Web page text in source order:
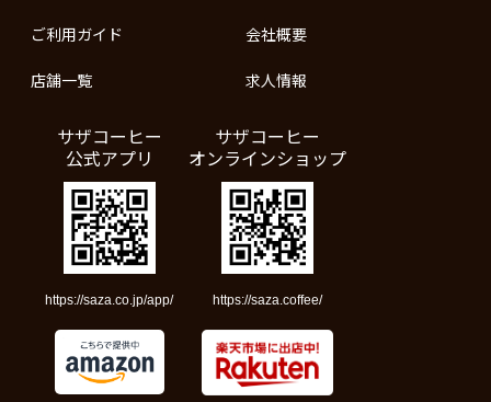
ご利用ガイド
店舗一覧
会社概要
求人情報
サザコーヒー
公式アプリ
https://saza.co.jp/app/
サザコーヒー
オンラインショップ
https://saza.coffee/